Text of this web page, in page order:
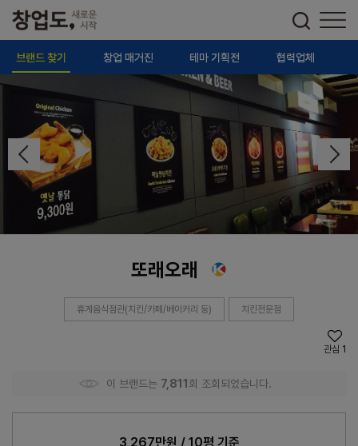
브랜드 찾기 창업 매거진 테마 기획전 협력업체
또래오래
휴게음식점관(치킨/카페/베이커리 등) 치킨전문점
관심 1
이 브랜드는 7,811 회 조회되었습니다.
3,267만원 / 10평 기준